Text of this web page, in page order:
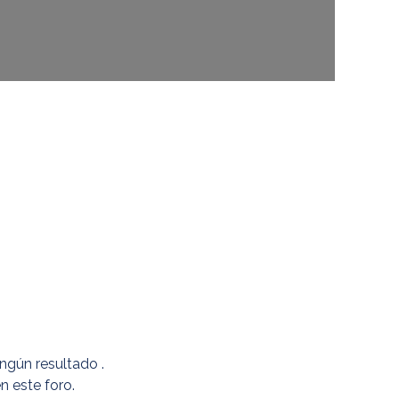
resultado .
este foro.